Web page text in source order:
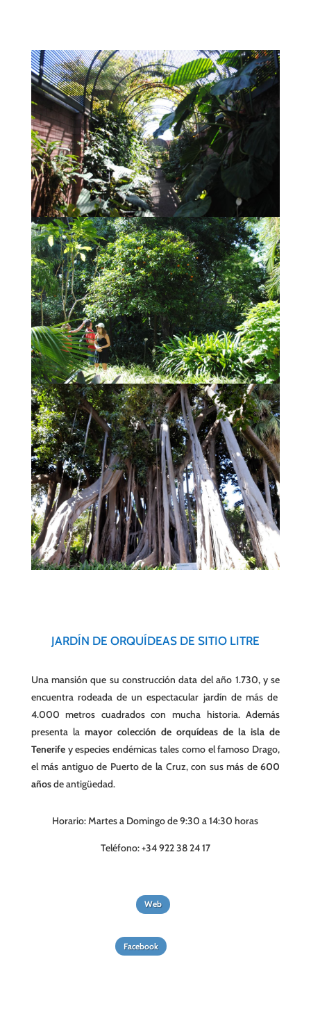
JARDÍN DE ORQUÍDEAS DE SITIO LITRE
Una mansión que su construcción data del año 1.730, y se
encuentra rodeada de un espectacular jardín de más de
4.000 metros cuadrados con mucha historia. Además
presenta la mayor colección de orquídeas de la isla de
Tenerifey especies endémicas tales como el famoso Drago,
el más antiguo de Puerto de la Cruz, con sus más de600
añosde antigüedad.
Horario: Martes a Domingo de 9:30 a 14:30 horas
Teléfono: +34 922 38 24 17
Web
Facebook